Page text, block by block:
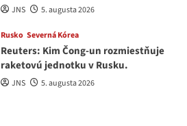
JNS 5. augusta 2026
Rusko Severná Kórea
Reuters: Kim Čong-un rozmiestňuje
raketovú jednotku v Rusku.
JNS 5. augusta 2026